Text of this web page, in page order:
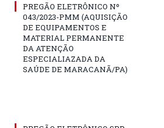
PREGÃO ELETRÔNICO Nº
043/2023-PMM (AQUISIÇÃO
DE EQUIPAMENTOS E
MATERIAL PERMANENTE
DA ATENÇÃO
ESPECIALIAZADA DA
SAÚDE DE MARACANÃ/PA)